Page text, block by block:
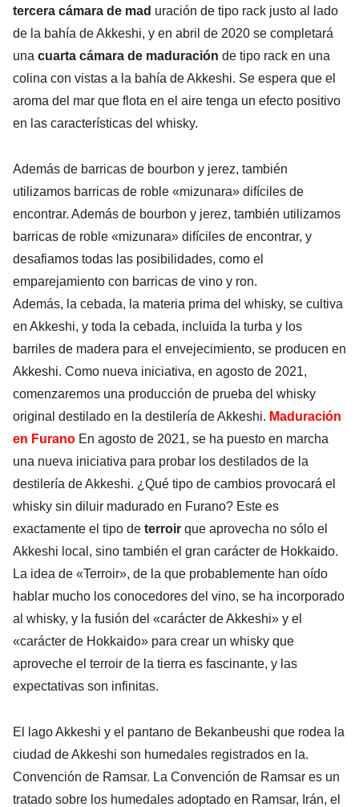
tercera cámara de mad uración de tipo rack justo al lado
de la bahía de Akkeshi, y en abril de 2020 se completará
una cuarta cámara de maduración de tipo rack en una
colina con vistas a la bahía de Akkeshi. Se espera que el
aroma del mar que flota en el aire tenga un efecto positivo
en las características del whisky.
Además de barricas de bourbon y jerez, también
utilizamos barricas de roble «mizunara» difíciles de
encontrar. Además de bourbon y jerez, también utilizamos
barricas de roble «mizunara» difíciles de encontrar, y
desafiamos todas las posibilidades, como el
emparejamiento con barricas de vino y ron.
Además, la cebada, la materia prima del whisky, se cultiva
en Akkeshi, y toda la cebada, incluida la turba y los
barriles de madera para el envejecimiento, se producen en
Akkeshi. Como nueva iniciativa, en agosto de 2021,
comenzaremos una producción de prueba del whisky
original destilado en la destilería de Akkeshi. Maduración
en Furano En agosto de 2021, se ha puesto en marcha
una nueva iniciativa para probar los destilados de la
destilería de Akkeshi. ¿Qué tipo de cambios provocará el
whisky sin diluir madurado en Furano? Este es
exactamente el tipo de terroir que aprovecha no sólo el
Akkeshi local, sino también el gran carácter de Hokkaido.
La idea de «Terroir», de la que probablemente han oído
hablar mucho los conocedores del vino, se ha incorporado
al whisky, y la fusión del «carácter de Akkeshi» y el
«carácter de Hokkaido» para crear un whisky que
aproveche el terroir de la tierra es fascinante, y las
expectativas son infinitas.
El lago Akkeshi y el pantano de Bekanbeushi que rodea la
ciudad de Akkeshi son humedales registrados en la.
Convención de Ramsar. La Convención de Ramsar es un
tratado sobre los humedales adoptado en Ramsar, Irán, el